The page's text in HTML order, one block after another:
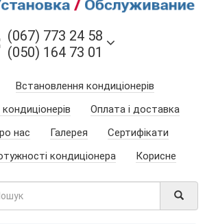
(067) 773 24 58
(050) 164 73 01
Встановлення кондиціонерів
Оплата і доставка
нас Галерея
Сертифікати
кондиціонера
Корисне